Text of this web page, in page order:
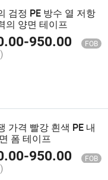
검정 PE 방수 열 저항
의 양면 테이프
-950.00 FOB
가격 빨강 흰색 PE 내
폼 테이프
-950.00 FOB